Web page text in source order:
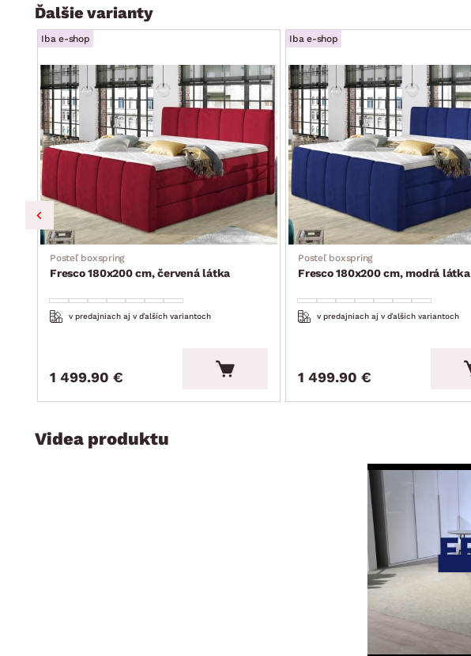
Ďalšie varianty
Iba e-shop
Posteľ boxspring
Fresco 180x200 cm, červená látka
v predajniach aj v ďalších variantoch
1 499.90 €
Iba e-shop
Posteľ boxspring
Fresco 180x200 cm, modrá látka
v predajniach aj v ďalších variantoch
1 499.90 €
Videa produktu